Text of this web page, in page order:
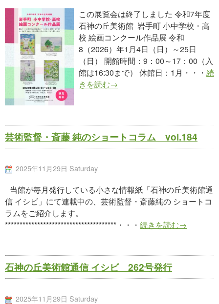
この展覧会は終了しました 令和7年度
石神の丘美術館 岩手町 小中学校・高
校 絵画コンクール作品展 令和
8（2026）年1月4日（日）～25日
（日） 開館時間：9：00～17：00（入
館は16:30まで） 休館日：1月・・・ 続
きを読む→
芸術監督・斎藤 純のショートコラム vol.184
2025年11月29日 Saturday
当館が毎月発行している小さな情報紙「石神の丘美術館通
信 イシビ」にて連載中の、芸術監督・斎藤純の ショートコ
ラムをご紹介します。
**************************************・・・ 続きを読む→
石神の丘美術館通信 イシビ 262号発行
2025年11月29日 Saturday